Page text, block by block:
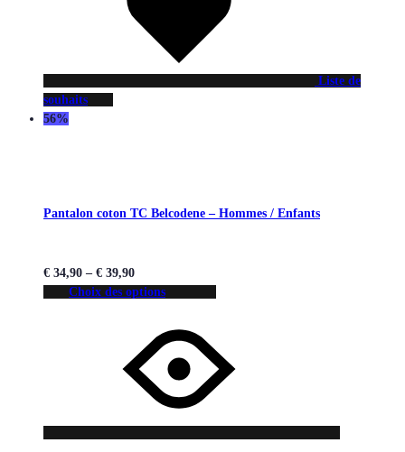
Liste de
souhaits
56%
Pantalon coton TC Belcodene – Hommes / Enfants
€ 34,90 – € 39,90
Choix des options